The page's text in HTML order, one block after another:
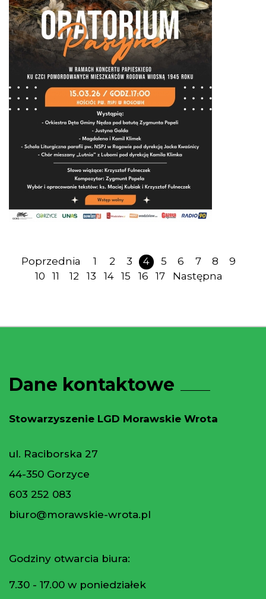
Poprzednia 1 2 3 4 5 6 7 8
9
10
11 12 13 14 15 16 17 Następna
Dane kontaktowe
Stowarzyszenie LGD Morawskie Wrota
ul. Raciborska 27
44-350 Gorzyce
603 252 083
biuro@morawskie-wrota.pl
Godziny otwarcia biura:
7.30 - 17.00 w poniedziałek